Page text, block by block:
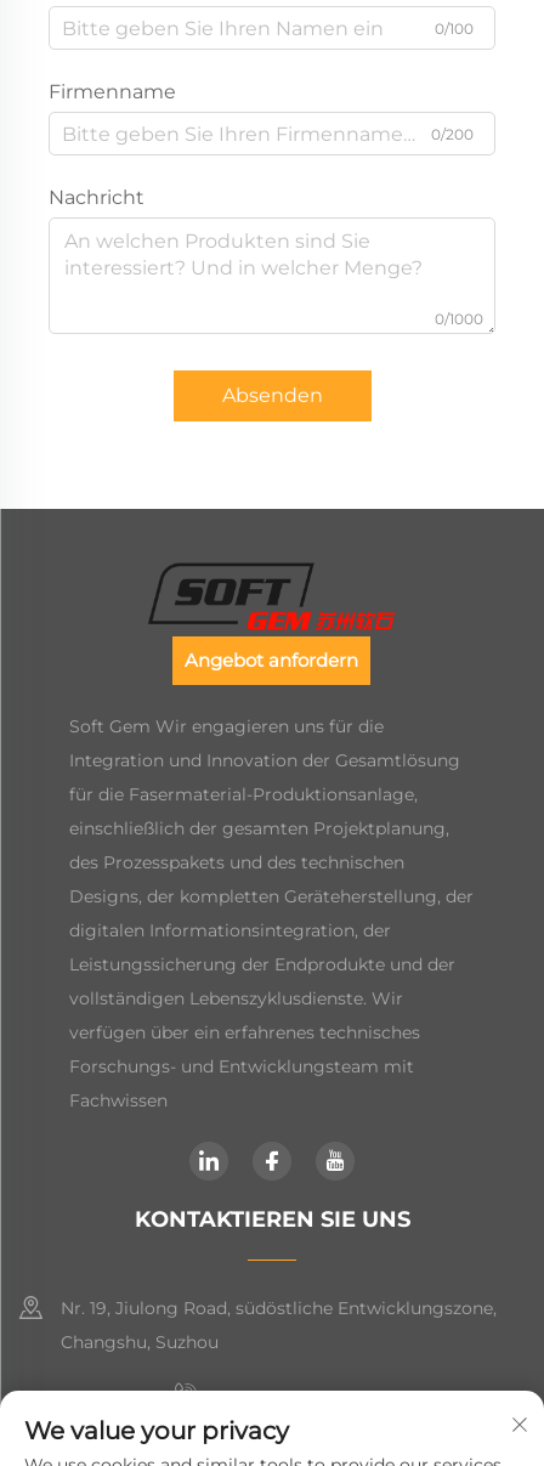
0/100
Firmenname
0/200
Nachricht
0/1000
Absenden
Angebot anfordern
Soft Gem Wir engagieren uns für die
Integration und Innovation der Gesamtlösung
für die Fasermaterial-Produktionsanlage,
einschließlich der gesamten Projektplanung,
des Prozesspakets und des technischen
Designs, der kompletten Geräteherstellung, der
digitalen Informationsintegration, der
Leistungssicherung der Endprodukte und der
vollständigen Lebenszyklusdienste. Wir
verfügen über ein erfahrenes technisches
Forschungs- und Entwicklungsteam mit
Fachwissen
KONTAKTIEREN SIE UNS
Nr. 19, Jiulong Road, südöstliche Entwicklungszone,
Changshu, Suzhou
+86-19906239903
[email protected]
We value your privacy